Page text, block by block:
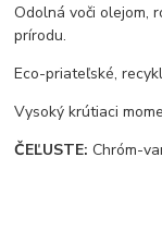
Odolná voči olejom,
prírodu.
Eco-priateľské,
Vysoký krútiaci
ČEĽUSTE: Chróm-